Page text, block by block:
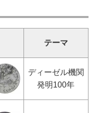
テーマ
ディーゼル機関
発明100年